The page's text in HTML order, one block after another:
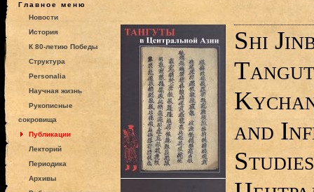
Главное меню
Новости
История
К 80-летию Победы
Структура
Personalia
Научная жизнь
Рукописные
сокровища
Публикации
Лекторий
Периодика
Архивы
Shi
and